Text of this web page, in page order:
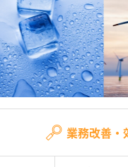
業務改善・